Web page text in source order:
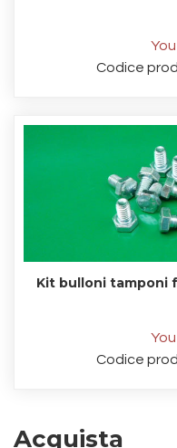
Codice
Kit bulloni tamponi
Codice
Acquista